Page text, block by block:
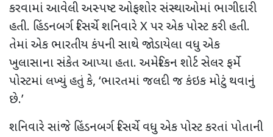
કરવામાં આવેલી અસ્પષ્ટ ઓફશોર સંસ્થાઓમાં ભાગીદારી
હતી. હિંડનબર્ગ રિસર્ચે શનિવારે X પર એક પોસ્ટ કરી હતી.
તેમાં એક ભારતીય કંપની સાથે જોડાયેલા વધુ એક
ખુલાસાના સંકેત આપ્યા હતા. અમેરિકન શોર્ટ સેલર ફર્મે
પોસ્ટમાં લખ્યું હતું કે, ‘ભારતમાં જલદી જ કંઇક મોટું થવાનું
છે.’
શનિવારે સાંજે હિંડનબર્ગ રિસર્ચે વધુ એક પોસ્ટ કરતાં પોતાની